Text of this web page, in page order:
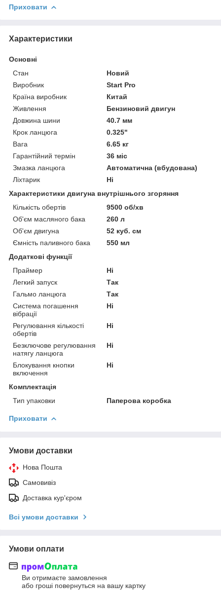
Приховати
Характеристики
Основні
Стан
Новий
Виробник
Start Pro
Країна виробник
Китай
Живлення
Бензиновий двигун
Довжина шини
40.7 мм
Крок ланцюга
0.325"
Вага
6.65 кг
Гарантійний термін
36 міс
Змазка ланцюга
Автоматична (вбудована)
Ліхтарик
Ні
Характеристики двигуна внутрішнього згоряння
Кількість обертів
9500 об/хв
Об'єм масляного бака
260 л
Об'єм двигуна
52 куб. см
Ємність паливного бака
550 мл
Додаткові функції
Праймер
Ні
Легкий запуск
Так
Гальмо ланцюга
Так
Система погашення
вібрації
Ні
Регулювання кількості
обертів
Ні
Безключове регулювання
натягу ланцюга
Ні
Блокування кнопки
включення
Ні
Комплектація
Тип упаковки
Паперова коробка
Приховати
Умови доставки
Нова Пошта
Самовивіз
Доставка кур'єром
Всі умови доставки
Умови оплати
Ви отримаєте замовлення
або гроші повернуться на вашу картку